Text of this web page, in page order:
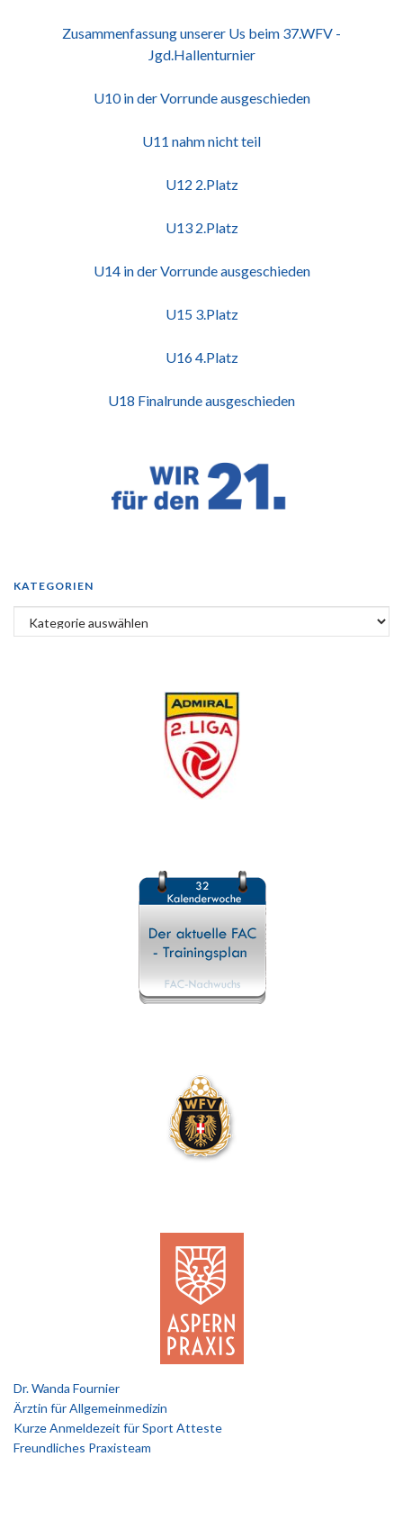
Zusammenfassung unserer Us beim 37.WFV -
Jgd.Hallenturnier
U10 in der Vorrunde ausgeschieden
U11 nahm nicht teil
U12 2.Platz
U13 2.Platz
U14 in der Vorrunde ausgeschieden
U15 3.Platz
U16 4.Platz
U18 Finalrunde ausgeschieden
KATEGORIEN
Kategorien
Dr. Wanda Fournier
Ärztin für Allgemeinmedizin
Kurze Anmeldezeit für Sport Atteste
Freundliches Praxisteam